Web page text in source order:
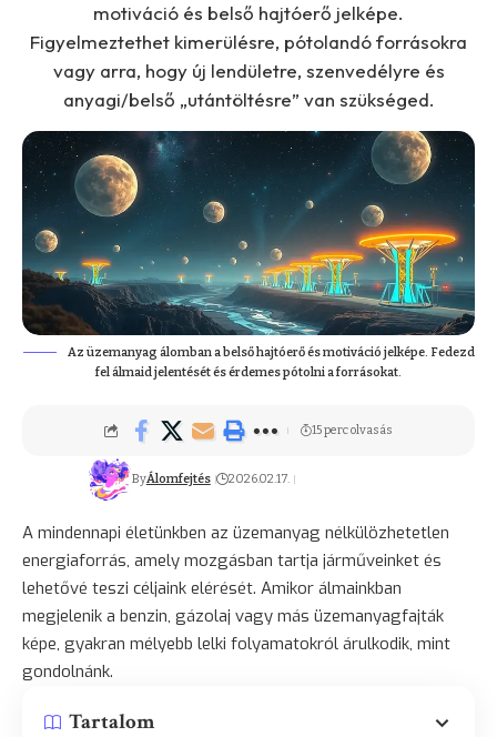
motiváció és belső hajtóerő jelképe.
Figyelmeztethet kimerülésre, pótolandó forrásokra
vagy arra, hogy új lendületre, szenvedélyre és
anyagi/belső „utántöltésre” van szükséged.
Az üzemanyag álomban a belső hajtóerő és motiváció jelképe. Fedezd
fel álmaid jelentését és érdemes pótolni a forrásokat.
ByÁlomfejtés 2026.02.17.
15 perc olvasás
A mindennapi életünkben az üzemanyag nélkülözhetetlen
energiaforrás, amely mozgásban tartja járműveinket és
lehetővé teszi céljaink elérését. Amikor álmainkban
megjelenik a benzin, gázolaj vagy más üzemanyagfajták
képe, gyakran mélyebb lelki folyamatokról árulkodik, mint
gondolnánk.
Tartalom